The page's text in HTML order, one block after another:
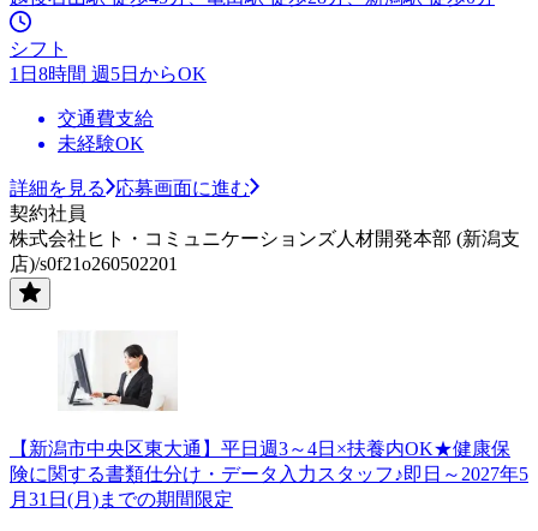
シフト
1日8時間 週5日からOK
交通費支給
未経験OK
詳細を見る
応募画面に進む
契約社員
株式会社ヒト・コミュニケーションズ人材開発本部 (新潟支
店)/s0f21o260502201
【新潟市中央区東大通】平日週3～4日×扶養内OK★健康保
険に関する書類仕分け・データ入力スタッフ♪即日～2027年5
月31日(月)までの期間限定